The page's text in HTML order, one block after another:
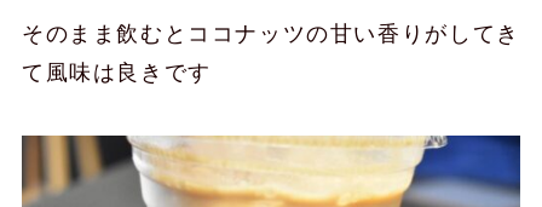
そのまま飲むとココナッツの甘い香りがしてき
て風味は良きです